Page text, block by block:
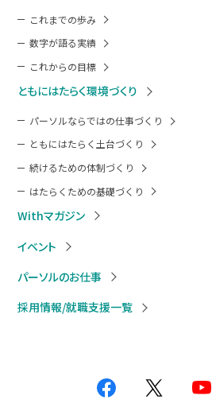
これまでの歩み
数字が語る実績
これからの目標
ともにはたらく環境づくり
パーソルならではの仕事づくり
ともにはたらく土台づくり
続けるための体制づくり
はたらくための基礎づくり
Withマガジン
イベント
パーソルのお仕事
採用情報/就職支援一覧